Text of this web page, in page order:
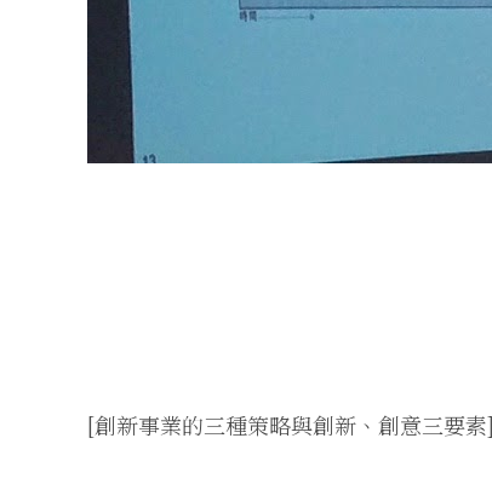
[創新事業的三種策略與創新、創意三要素]